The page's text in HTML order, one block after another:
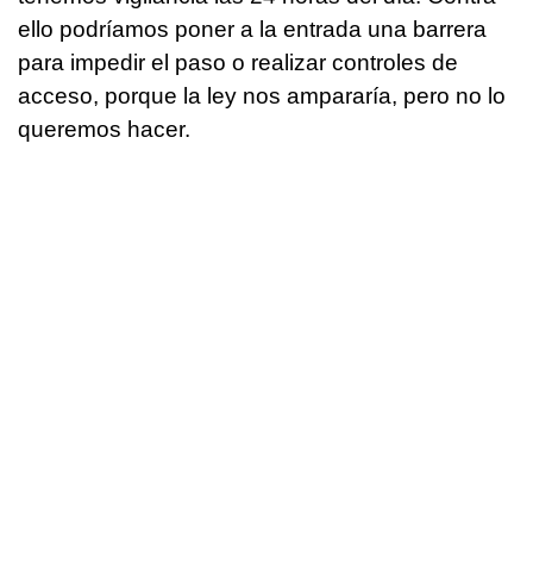
ello podríamos poner a la entrada una barrera
para impedir el paso o realizar controles de
acceso, porque la ley nos ampararía, pero no lo
queremos hacer.